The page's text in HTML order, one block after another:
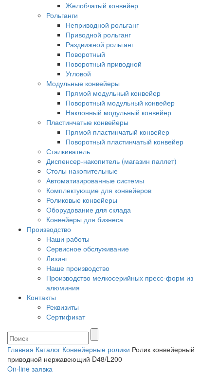
Желобчатый конвейер
Рольганги
Неприводной рольганг
Приводной рольганг
Раздвижной рольганг
Поворотный
Поворотный приводной
Угловой
Модульные конвейеры
Прямой модульный конвейер
Поворотный модульный конвейер
Наклонный модульный конвейер
Пластинчатые конвейеры
Прямой пластинчатый конвейер
Поворотный пластинчатый конвейер
Сталкиватель
Диспенсер-накопитель (магазин паллет)
Столы накопительные
Автоматизированные системы
Комплектующие для конвейеров
Роликовые конвейеры
Оборудование для склада
Конвейеры для бизнеса
Производство
Наши работы
Сервисное обслуживание
Лизинг
Наше производство
Производство мелкосерийных пресс-форм из
алюминия
Контакты
Реквизиты
Сертификат
Главная Каталог Конвейерные ролики Ролик конвейерный
приводной нержавеющий D48/L200
On-line заявка